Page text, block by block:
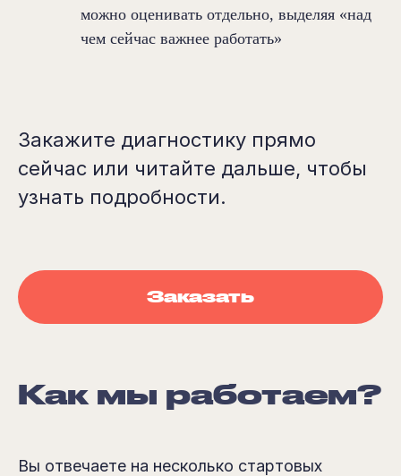
можно оценивать отдельно, выделяя «над
чем сейчас важнее работать»
Закажите диагностику прямо
сейчас или читайте дальше, чтобы
узнать подробности.
Заказать
Как мы работаем?
Вы отвечаете на несколько стартовых